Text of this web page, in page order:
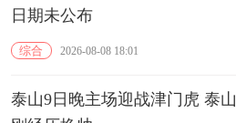
日期未公布
综合 2026-08-08 18:01
泰山9日晚主场迎战津门虎 泰山